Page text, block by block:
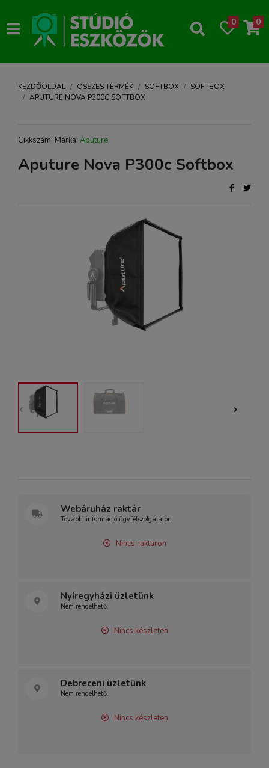
0 0
KEZDŐOLDAL ÖSSZES TERMÉK SOFTBOX
SOFTBOX
APUTURE NOVA P300C SOFTBOX
Cikkszám: Márka: Aputure
Aputure Nova P300c Softbox
Webáruház raktár
További információ ügyfélszolgálaton.
Nincs raktáron
Nyíregyházi üzletünk
Nem rendelhető.
Nincs készleten
Debreceni üzletünk
Nem rendelhető.
Nincs készleten